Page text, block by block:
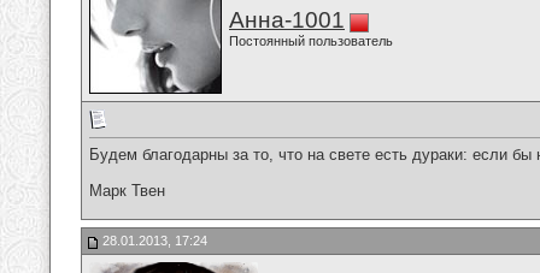
Анна-1001
Постоянный пользователь
Будем благодарны за то, что на свете есть дураки: если
Марк Твен
28.01.2013, 17:24